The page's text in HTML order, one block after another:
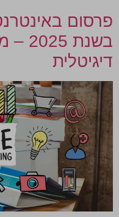
פרסום
דיגיטלית